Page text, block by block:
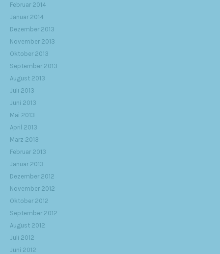
Februar 2014
Januar 2014
Dezember 2013
November 2013
Oktober 2013
September 2013
August 2013
Juli 2013
Juni 2013
Mai 2013
April 2013
März 2013
Februar 2013
Januar 2013
Dezember 2012
November 2012
Oktober 2012
September 2012
August 2012
Juli 2012
Juni 2012